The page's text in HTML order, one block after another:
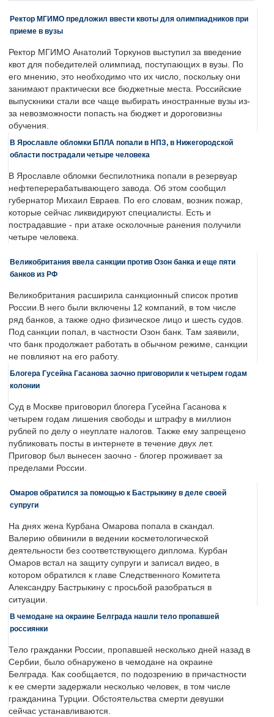
Ректор МГИМО предложил ввести квоты для олимпиадников при
приеме в вузы
Ректор МГИМО Анатолий Торкунов выступил за введение
квот для победителей олимпиад, поступающих в вузы. По
его мнению, это необходимо что их число, поскольку они
занимают практически все бюджетные места. Российские
выпускники стали все чаще выбирать иностранные вузы из-
за невозможности попасть на бюджет и дороговизны
обучения.
В Ярославле обломки БПЛА попали в НПЗ, в Нижегородской
области пострадали четыре человека
В Ярославле обломки беспилотника попали в резервуар
нефтеперерабатывающего завода. Об этом сообщил
губернатор Михаил Евраев. По его словам, возник пожар,
которые сейчас ликвидируют специалисты. Есть и
пострадавшие - при атаке осколочные ранения получили
четыре человека.
Великобритания ввела санкции против Озон банка и еще пяти
банков из РФ
Великобритания расширила санкционный список против
России.В него были включены 12 компаний, в том числе
ряд банков, а также одно физическое лицо и шесть судов.
Под санкции попал, в частности Озон банк. Там заявили,
что банк продолжает работать в обычном режиме, санкции
не повлияют на его работу.
Блогера Гусейна Гасанова заочно приговорили к четырем годам
колонии
Суд в Москве приговорил блогера Гусейна Гасанова к
четырем годам лишения свободы и штрафу в миллион
рублей по делу о неуплате налогов. Также ему запрещено
публиковать посты в интернете в течение двух лет.
Приговор был вынесен заочно - блогер проживает за
пределами России.
Омаров обратился за помощью к Бастрыкину в деле своей
супруги
На днях жена Курбана Омарова попала в скандал.
Валерию обвинили в ведении косметологической
деятельности без соответствующего диплома. Курбан
Омаров встал на защиту супруги и записал видео, в
котором обратился к главе Следственного Комитета
Александру Бастрыкину с просьбой разобраться в
ситуации.
В чемодане на окраине Белграда нашли тело пропавшей
россиянки
Тело гражданки России, пропавшей несколько дней назад в
Сербии, было обнаружено в чемодане на окраине
Белграда. Как сообщается, по подозрению в причастности
к ее смерти задержали несколько человек, в том числе
гражданина Турции. Обстоятельства смерти девушки
сейчас устанавливаются.